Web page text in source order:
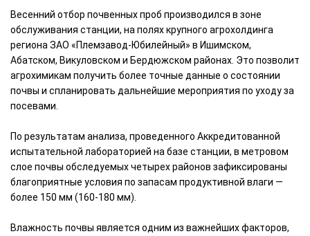
Весенний отбор почвенных проб производился в зоне
обслуживания станции, на полях крупного агрохолдинга
региона ЗАО «Племзавод-Юбилейный» в Ишимском,
Абатском, Викуловском и Бердюжском районах. Это позволит
агрохимикам получить более точные данные о состоянии
почвы и спланировать дальнейшие мероприятия по уходу за
посевами.
По результатам анализа, проведенного Аккредитованной
испытательной лабораторией на базе станции, в метровом
слое почвы обследуемых четырех районов зафиксированы
благоприятные условия по запасам продуктивной влаги —
более 150 мм (160-180 мм).
Влажность почвы является одним из важнейших факторов,